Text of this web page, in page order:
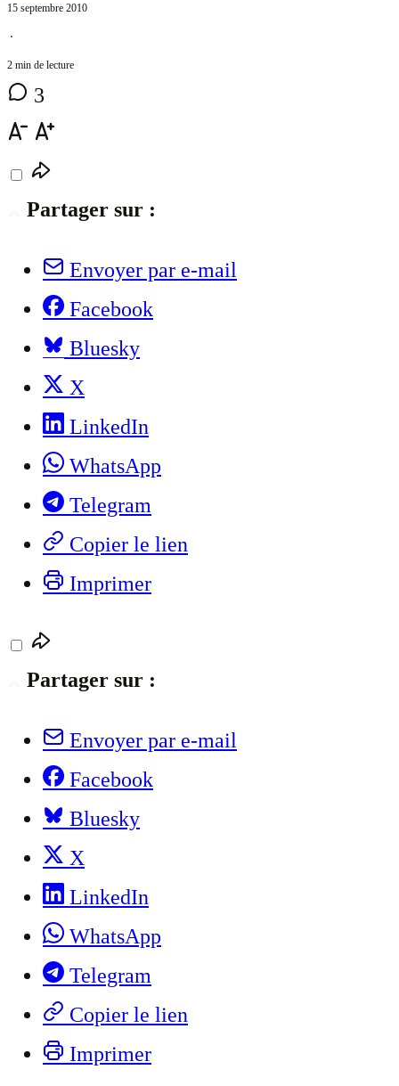
15 septembre 2010
⋅
2 min de lecture
3
Partager sur :
Envoyer par e-mail
Facebook
Bluesky
X
LinkedIn
WhatsApp
Telegram
Copier le lien
Imprimer
Partager sur :
Envoyer par e-mail
Facebook
Bluesky
X
LinkedIn
WhatsApp
Telegram
Copier le lien
Imprimer